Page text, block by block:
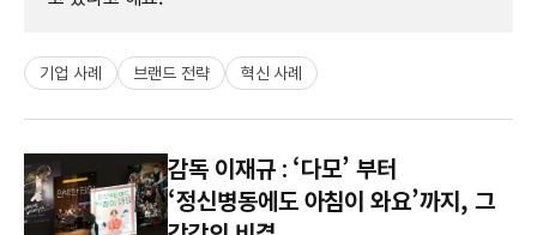
기업 사례 브랜드 전략 혁신 사례
감독 이재규 : ‘다모’ 부터
‘정신병동에도 아침이 와요’까지, 그